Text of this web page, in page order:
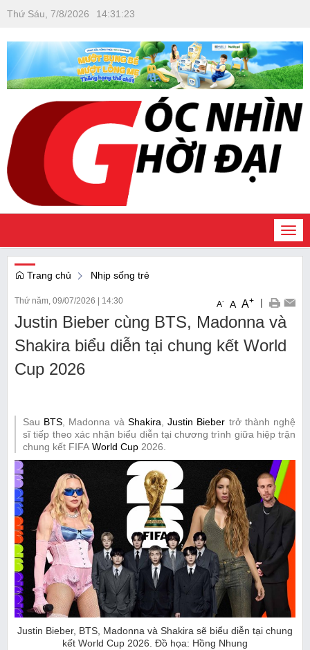
Thứ Sáu, 7/8/2026 14:31 :23
Trang chủ Nhịp sống trẻ
Thứ năm, 09/07/2026 | 14:30 A- A A+ |
Justin Bieber cùng BTS, Madonna và
Shakira biểu diễn tại chung kết World
Cup 2026
Sau BTS , Madonna và Shakira ,Justin Bieber trở thành nghệ
sĩ tiếp theo xác nhận biểu diễn tại chương trình giữa hiệp trận
chung kết FIFA World Cup 2026.
Justin Bieber, BTS, Madonna và Shakira sẽ biểu diễn tại chung
kết World Cup 2026. Đồ họa: Hồng Nhung